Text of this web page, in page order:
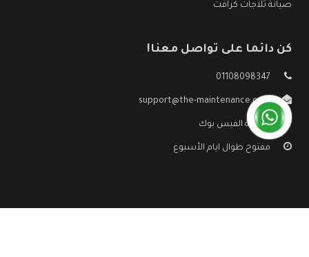
صيانة ثلاجات كرافت
كن دائما على تواصل معنا!
01108098347
support@the-maintenance.com
صفحة الفيس بوك
مفتوح طوال ايام الأسبوع